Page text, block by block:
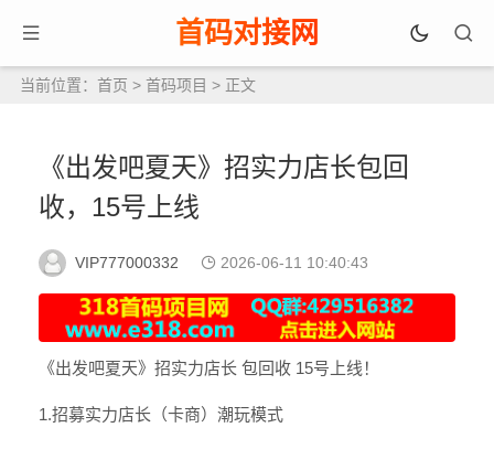
首码对接网
当前位置： 首页 > 首码项目 > 正文
《出发吧夏天》招实力店长包回
收，15号上线
VIP777000332 2026-06-11 10:40:43
《出发吧夏天》招实力店长 包回收 15号上线！
1.招募实力店长（卡商）潮玩模式